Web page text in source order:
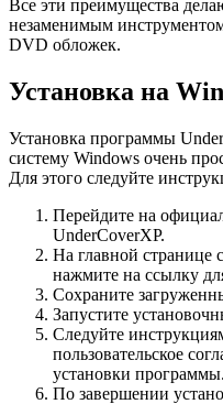
Все эти преимущества
незаменимым
DVD обложек.
Установка на
Установка программы
систему Windows очень
Для этого следуйте
Перейдите на
UnderCoverXP.
На главной странице
нажмите на ссылку
Сохраните
Запустите
Следуйте
пользовательское
установки программы.
По завершении